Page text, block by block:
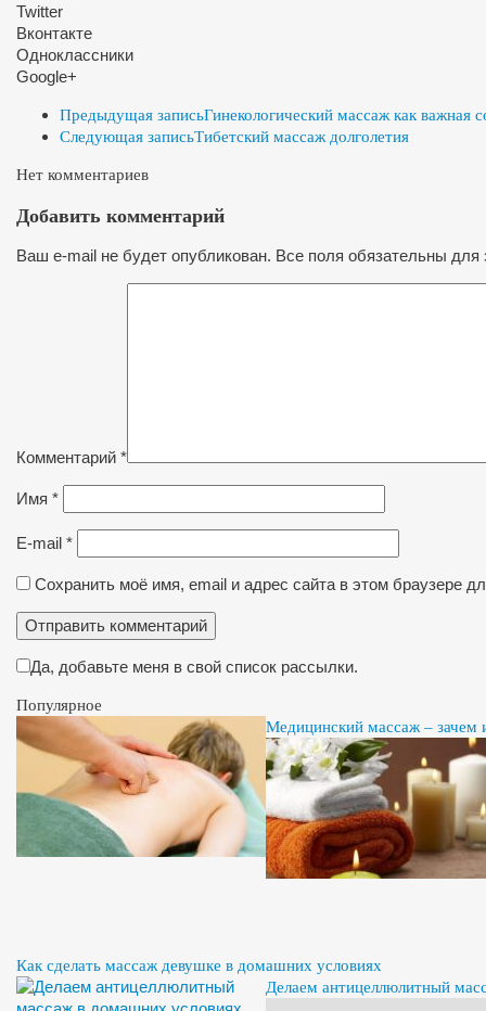
Twitter
Вконтакте
Одноклассники
Google+
Предыдущая записьГинекологический массаж как важная
Следующая записьТибетский массаж долголетия
Нет комментариев
Добавить комментарий
Ваш e-mail не будет опубликован. Все поля обязательны для
Комментарий *
Имя *
E-mail *
Сохранить моё имя, email и адрес сайта в этом браузере
Да, добавьте меня в свой список рассылки.
Популярное
Медицинский массаж – зачем
Как сделать массаж девушке в домашних условиях
Делаем антицеллюлитный